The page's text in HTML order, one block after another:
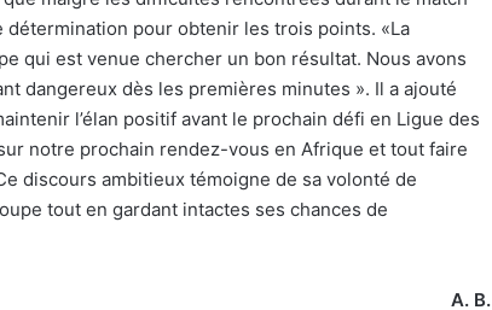
détermination pour obtenir les trois points. «La
qui est venue chercher un bon résultat. Nous avons
dangereux dès les premières minutes ». Il a ajouté
l’élan positif avant le prochain défi en Ligue des
notre prochain rendez-vous en Afrique et tout faire
discours ambitieux témoigne de sa volonté de
tout en gardant intactes ses chances de
A. B.